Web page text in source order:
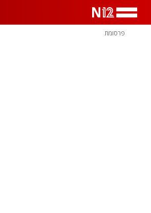
פרסומת